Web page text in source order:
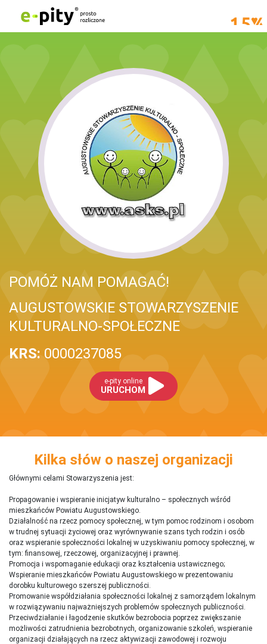
POMÓŻ NAM POMAGAĆ!
AUGUSTOWSKIE STOWARZYSZENIE
KULTURALNO-SPOŁECZNE
KRS: 0000237085
e-pity online
URUCHOM
Kilka słów o naszej organizacji
Głównymi celami Stowarzyszenia jest:
Propagowanie i wspieranie inicjatyw kulturalno – społecznych wśród
mieszkańców Powiatu Augustowskiego.
Działalność na rzecz pomocy społecznej, w tym pomoc rodzinom i osobom
w trudnej sytuacji życiowej oraz wyrównywanie szans tych rodzin i osób
oraz wspieranie społeczności lokalnej w uzyskiwaniu pomocy społecznej, w
tym: finansowej, rzeczowej, organizacyjnej i prawnej.
Promocja i wspomaganie edukacji oraz kształcenia ustawicznego;
Wspieranie mieszkańców Powiatu Augustowskiego w prezentowaniu
dorobku kulturowego szerszej publiczności.
Promowanie współdziałania społeczności lokalnej z samorządem lokalnym
w rozwiązywaniu najważniejszych problemów społecznych publiczności.
Przeciwdziałanie i łagodzenie skutków bezrobocia poprzez zwiększanie
możliwości zatrudnienia bezrobotnych, organizowanie szkoleń, wspieranie
organizacji działających na rzecz aktywizacji zawodowej i rozwoju